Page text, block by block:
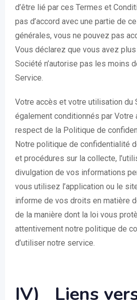
d’être lié par ces Termes et
pas d’accord avec une partie de
générales, vous ne pouvez pas
Vous déclarez que vous avez
Société n’autorise pas les moins
Service.
Votre accès et votre utilisation du
également conditionnés par Votre
respect de la Politique de
Notre politique de confidentialité
et procédures sur la collecte,
divulgation de vos informations
vous utilisez l’application ou le
informe de vos droits en matière
de la manière dont la loi vous
attentivement notre politique de
d’utiliser notre service.
IV) Liens